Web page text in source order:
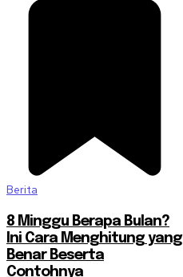
Berita
8 Minggu Berapa Bulan?
Ini Cara Menghitung yang
Benar Beserta
Contohnya